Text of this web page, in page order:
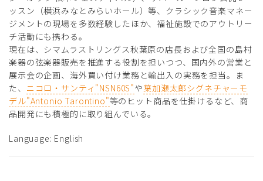
ッスン（横浜みなとみらいホール）等、クラシック音楽マネー
ジメントの現場を多数経験したほか、福祉施設でのアウトリー
チ活動にも携わる。
現在は、シマムラストリングス秋葉原の店長および全国の島村
楽器の弦楽器販売を推進する役割を担いつつ、国内外の営業と
展示会の企画、海外買い付け業務と輸出入の実務を担当。ま
た、 ニコロ・サンティ"NSN60S"や葉加瀬太郎シグネチャーモ
デル"Antonio Tarontino"等のヒット商品を仕掛けるなど、商
品開発にも積極的に取り組んでいる。
Language: English